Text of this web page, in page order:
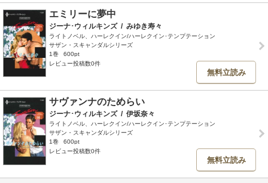
エミリーに夢中
ジーナ･ウィルキンズ / みゆき寿々
ライトノベル、ハーレクイン/ハーレクイン･テンプテーション
サザン・スキャンダルシリーズ
1巻
600pt
レビュー投稿数0件
無料立読み
サヴァンナのためらい
ジーナ･ウィルキンズ / 伊坂奈々
ライトノベル、ハーレクイン/ハーレクイン･テンプテーション
サザン・スキャンダルシリーズ
1巻
600pt
レビュー投稿数0件
無料立読み